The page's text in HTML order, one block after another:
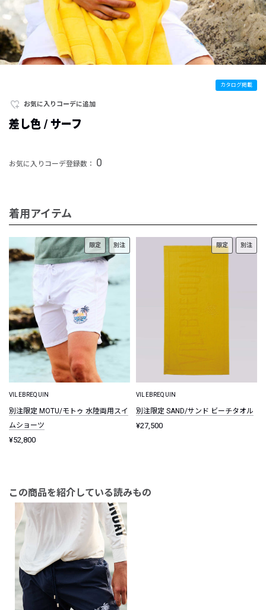
カタログ掲載
お気に入りコーデに追加
差し色 / サーフ
お気に入りコーデ登録数： 0
着用アイテム
限定 別注
VILEBREQUIN
別注限定 MOTU/モトゥ 水陸両用スイ
ムショーツ
¥52,800
限定 別注
VILEBREQUIN
別注限定 SAND/サンド ビーチタオル
¥27,500
この商品を紹介している読みもの